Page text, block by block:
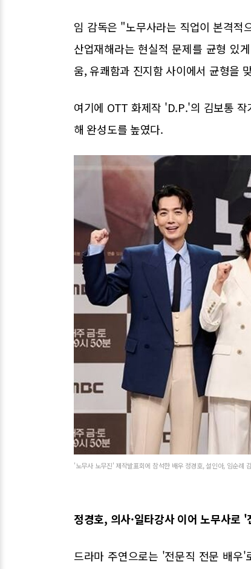
임 감독은 "노무사라는 직업이 본격적
산업재해라는 현실적 문제를 균형 있
움, 유쾌함과 진지함 사이에서 균형을
여기에 OTT 화제작 'D.P.'의 김보통
해 완성도를 높였다.
'노무사 노무진' 제작발표회에 참석한 배우 정경호, 설인아, 임순례
정경호, 의사·일타강사 이어 노무사로
드라마 주연으로는 '전문직 전문 배